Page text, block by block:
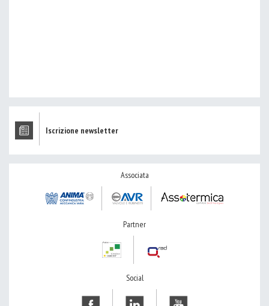
Iscrizione newsletter
Associata
Partner
Social